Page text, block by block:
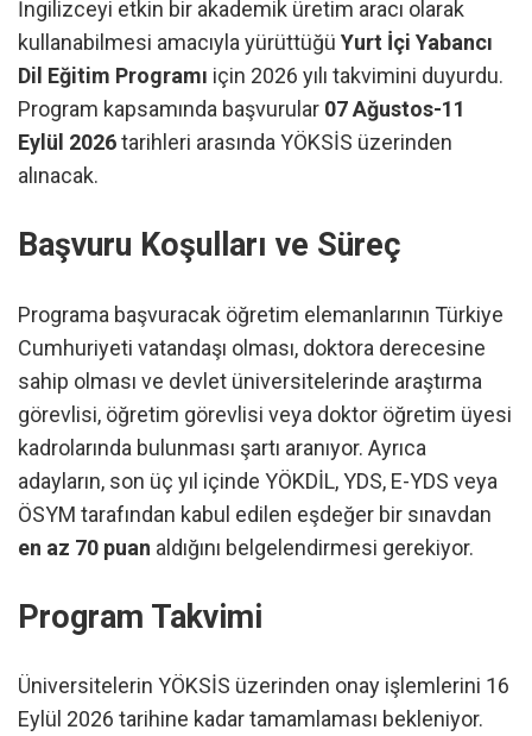
İngilizceyi etkin bir akademik üretim aracı olarak
kullanabilmesi amacıyla yürüttüğü Yurt İçi Yabancı
Dil Eğitim Programı için 2026 yılı takvimini duyurdu.
Program kapsamında başvurular 07 Ağustos-11
Eylül 2026tarihleri arasında YÖKSİS üzerinden
alınacak.
Başvuru Koşulları ve Süreç
Programa başvuracak öğretim elemanlarının Türkiye
Cumhuriyeti vatandaşı olması, doktora derecesine
sahip olması ve devlet üniversitelerinde araştırma
görevlisi, öğretim görevlisi veya doktor öğretim üyesi
kadrolarında bulunması şartı aranıyor. Ayrıca
adayların, son üç yıl içinde YÖKDİL, YDS, E-YDS veya
ÖSYM tarafından kabul edilen eşdeğer bir sınavdan
en az 70 puan aldığını belgelendirmesi gerekiyor.
Program Takvimi
Üniversitelerin YÖKSİS üzerinden onay işlemlerini 16
Eylül 2026 tarihine kadar tamamlaması bekleniyor.